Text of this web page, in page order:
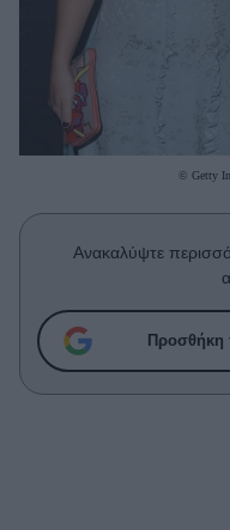
Working Girl
Real Women
Πρόσωπα
Who
True Stories
Success Stories
Ζώδια
© Getty
Ανακαλύψτε
Προσθήκη